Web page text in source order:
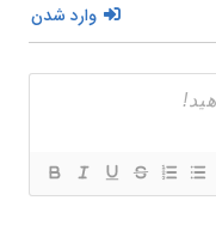
وارد شدن